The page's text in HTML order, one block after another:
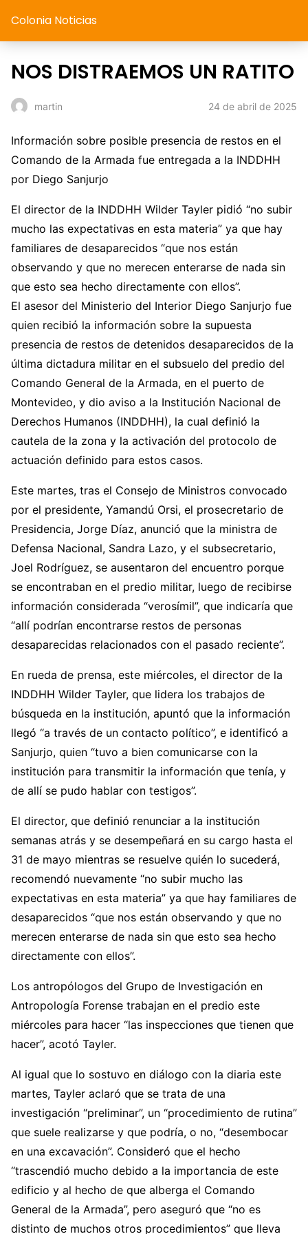
Colonia Noticias
NOS DISTRAEMOS UN RATITO
martin 24 de abril de 2025
Información sobre posible presencia de restos en el
Comando de la Armada fue entregada a la INDDHH
por Diego Sanjurjo
El director de la INDDHH Wilder Tayler pidió “no subir
mucho las expectativas en esta materia” ya que hay
familiares de desaparecidos “que nos están
observando y que no merecen enterarse de nada sin
que esto sea hecho directamente con ellos”.
El asesor del Ministerio del Interior Diego Sanjurjo fue
quien recibió la información sobre la supuesta
presencia de restos de detenidos desaparecidos de la
última dictadura militar en el subsuelo del predio del
Comando General de la Armada, en el puerto de
Montevideo, y dio aviso a la Institución Nacional de
Derechos Humanos (INDDHH), la cual definió la
cautela de la zona y la activación del protocolo de
actuación definido para estos casos.
Este martes, tras el Consejo de Ministros convocado
por el presidente, Yamandú Orsi, el prosecretario de
Presidencia, Jorge Díaz, anunció que la ministra de
Defensa Nacional, Sandra Lazo, y el subsecretario,
Joel Rodríguez, se ausentaron del encuentro porque
se encontraban en el predio militar, luego de recibirse
información considerada “verosímil”, que indicaría que
“allí podrían encontrarse restos de personas
desaparecidas relacionados con el pasado reciente”.
En rueda de prensa, este miércoles, el director de la
INDDHH Wilder Tayler, que lidera los trabajos de
búsqueda en la institución, apuntó que la información
llegó “a través de un contacto político”, e identificó a
Sanjurjo, quien “tuvo a bien comunicarse con la
institución para transmitir la información que tenía, y
de allí se pudo hablar con testigos”.
El director, que definió renunciar a la institución
semanas atrás y se desempeñará en su cargo hasta el
31 de mayo mientras se resuelve quién lo sucederá,
recomendó nuevamente “no subir mucho las
expectativas en esta materia” ya que hay familiares de
desaparecidos “que nos están observando y que no
merecen enterarse de nada sin que esto sea hecho
directamente con ellos”.
Los antropólogos del Grupo de Investigación en
Antropología Forense trabajan en el predio este
miércoles para hacer “las inspecciones que tienen que
hacer”, acotó Tayler.
Al igual que lo sostuvo en diálogo con la diaria este
martes, Tayler aclaró que se trata de una
investigación “preliminar”, un “procedimiento de rutina”
que suele realizarse y que podría, o no, “desembocar
en una excavación”. Consideró que el hecho
“trascendió mucho debido a la importancia de este
edificio y al hecho de que alberga el Comando
General de la Armada”, pero aseguró que “no es
distinto de muchos otros procedimientos” que lleva